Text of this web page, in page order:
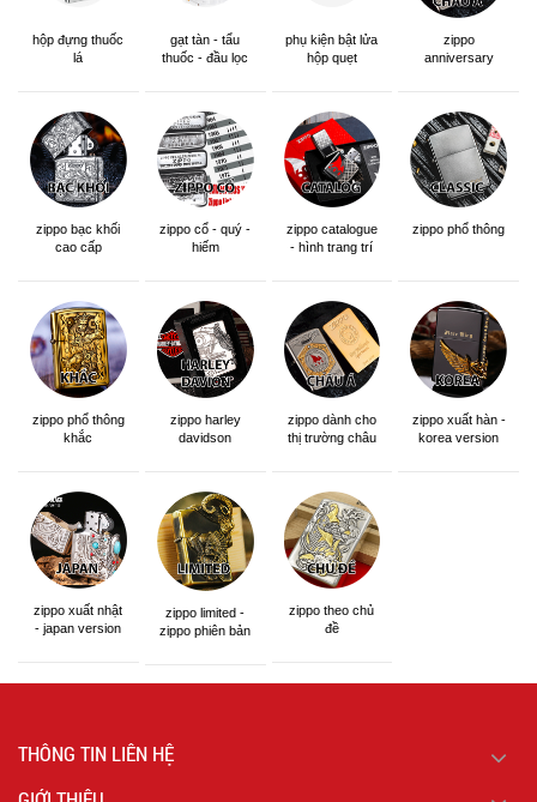
hộp đựng thuốc
lá
gạt tàn - tẩu
thuốc - đầu lọc
phụ kiện bật lửa
hộp quẹt
zippo
anniversary
zippo bạc khối
cao cấp
zippo cổ - quý -
hiếm
zippo catalogue
- hình trang trí
zippo phổ thông
zippo phổ thông
khắc
zippo harley
davidson
zippo dành cho
thị trường châu
zippo xuất hàn -
korea version
zippo xuất nhật
- japan version
zippo limited -
zippo phiên bản
zippo theo chủ
đề
THÔNG TIN LIÊN HỆ